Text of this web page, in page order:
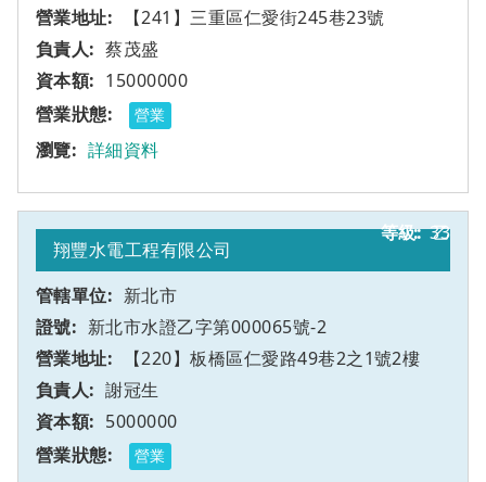
【241】三重區仁愛街245巷23號
蔡茂盛
15000000
營業
詳細資料
33
翔豐水電工程有限公司
新北市
新北市水證乙字第000065號-2
【220】板橋區仁愛路49巷2之1號2樓
乙
謝冠生
5000000
營業